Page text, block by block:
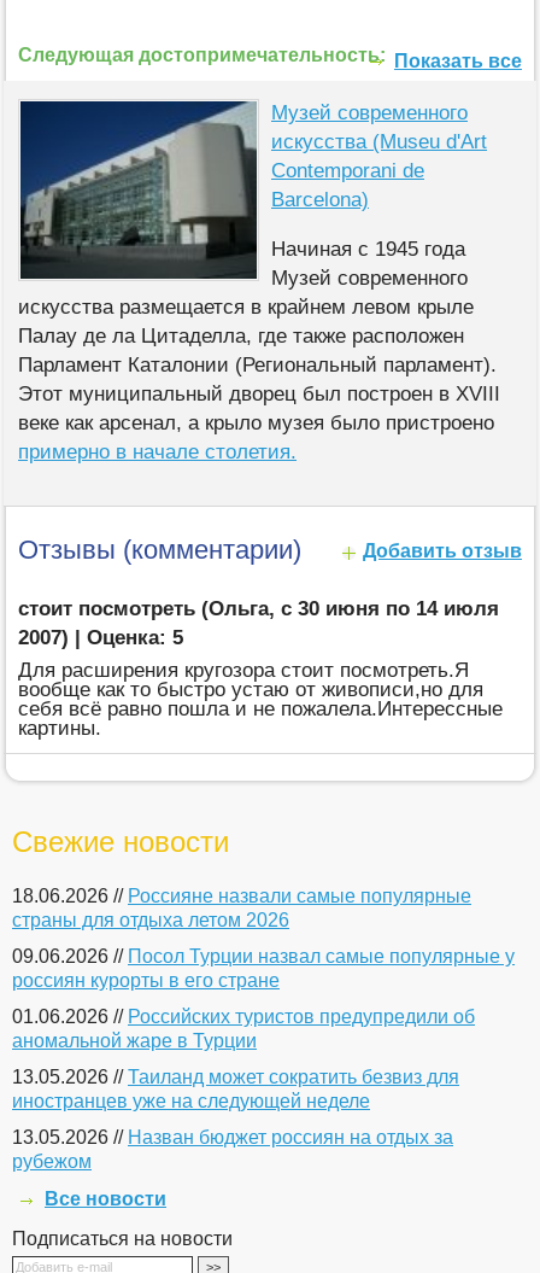
Следующая достопримечательность: Показать все
Музей современного
искусства (Museu d'Art
Contemporani de
Barcelona)
Начиная с 1945 года
Музей современного
искусства размещается в крайнем левом крыле
Палау де ла Цитаделла, где также расположен
Парламент Каталонии (Региональный парламент).
Этот муниципальный дворец был построен в XVIII
веке как арсенал, а крыло музея было пристроено
примерно в начале столетия.
Отзывы (комментарии) Добавить отзыв
стоит посмотреть (Ольга, с 30 июня по 14 июля
2007) | Оценка: 5
Для расширения кругозора стоит посмотреть.Я
вообще как то быстро устаю от живописи,но для
себя всё равно пошла и не пожалела.Интерессные
картины.
Свежие новости
18.06.2026 // Россияне назвали самые популярные
страны для отдыха летом 2026
09.06.2026 // Посол Турции назвал самые популярные у
россиян курорты в его стране
01.06.2026 // Российских туристов предупредили об
аномальной жаре в Турции
13.05.2026 //Таиланд может сократить безвиз для
иностранцев уже на следующей неделе
13.05.2026 // Назван бюджет россиян на отдых за
рубежом
Все новости
Подписаться на новости